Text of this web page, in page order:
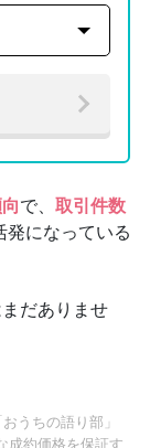
で、 取引件数
発になっている
だありませ
うちの語り部」
成約価格を保証す